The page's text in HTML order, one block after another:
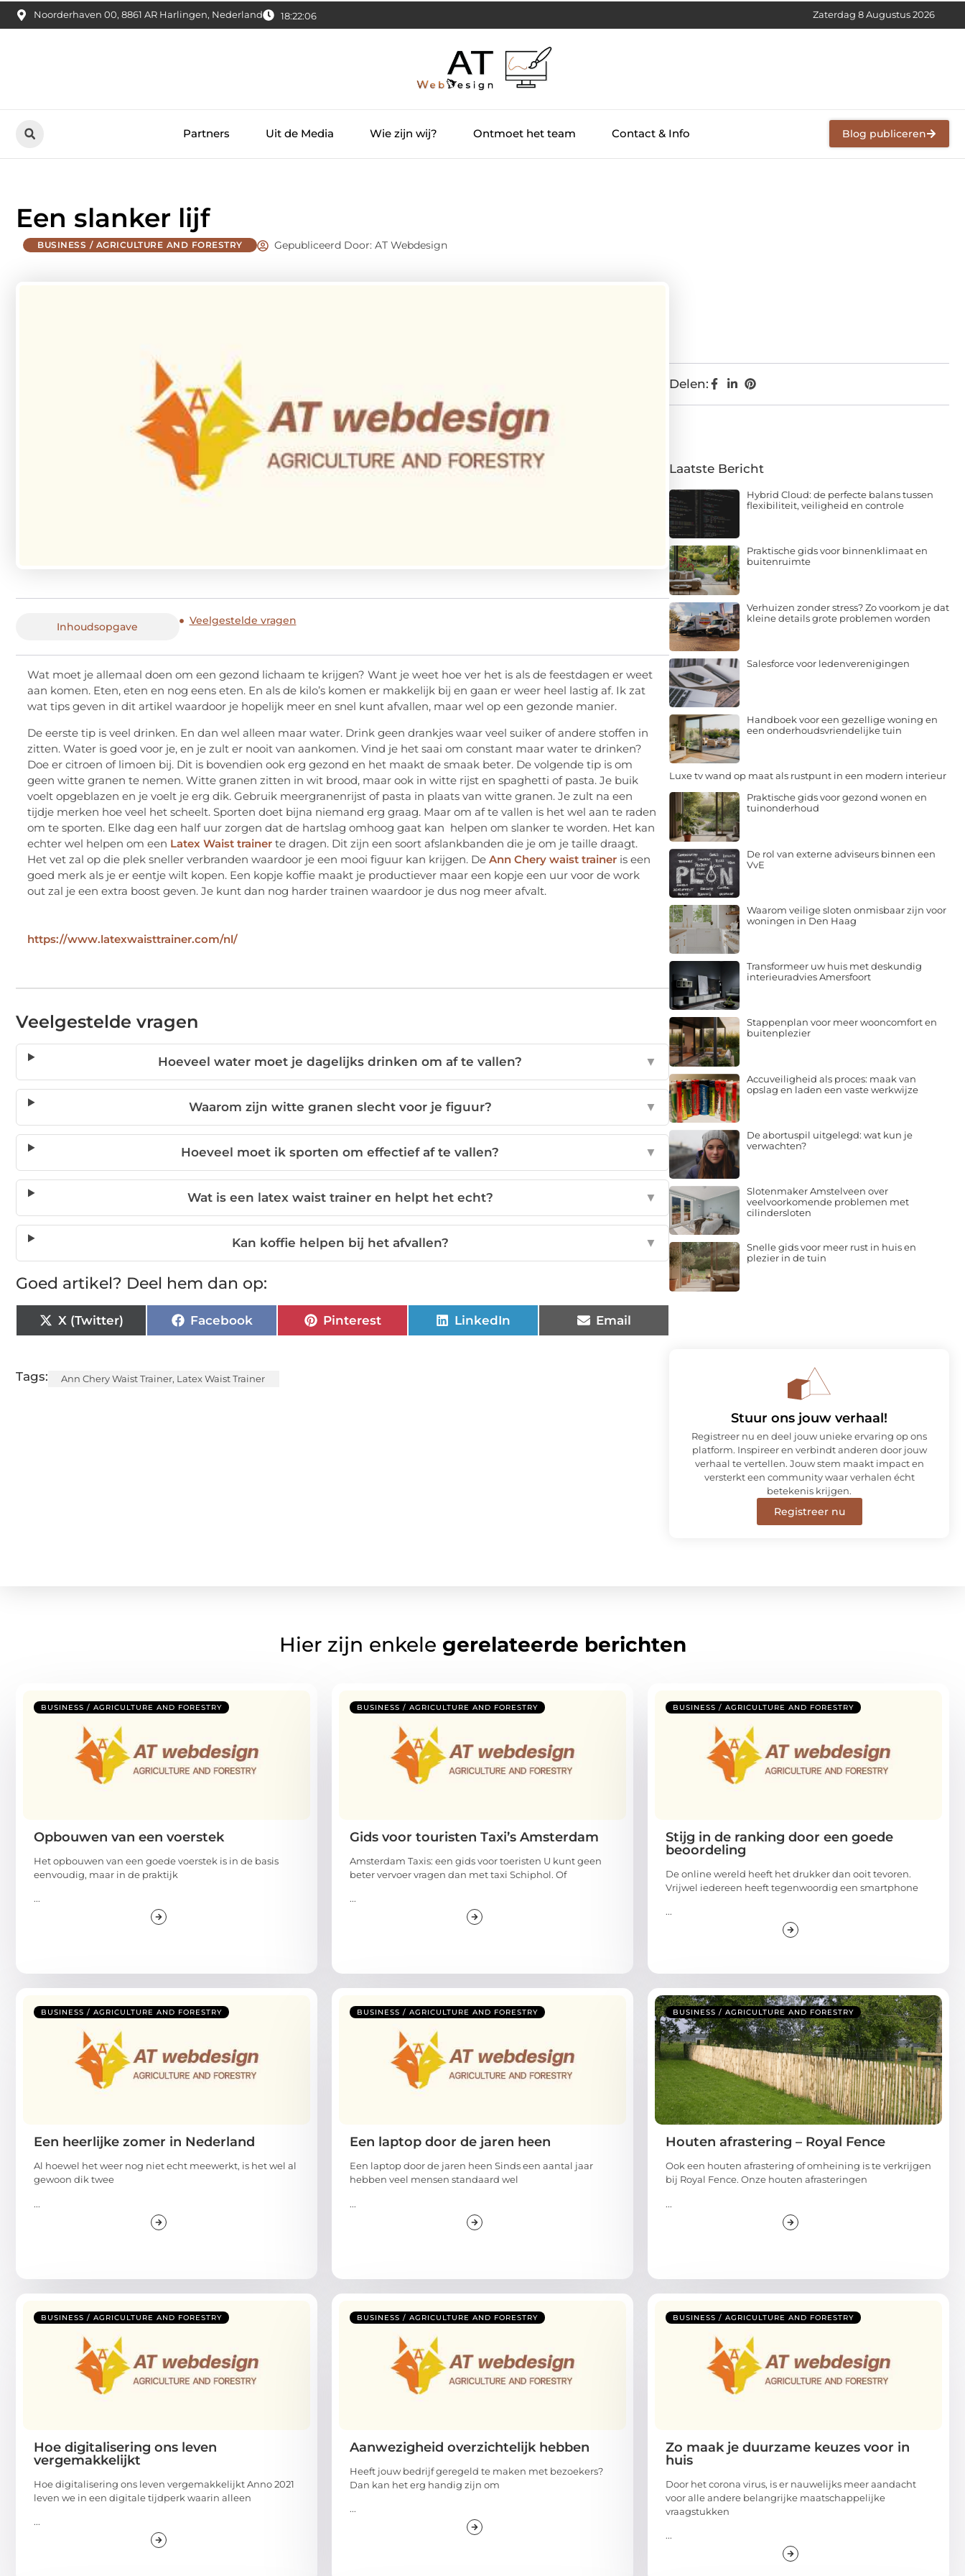
Noorderhaven 00, 8861 AR Harlingen, Nederland 18:22:07 Zaterdag 8 Augustus 2026
Partners Uit de Media Wie zijn wij? Ontmoet het team Contact & Info Blog publiceren
Een slanker lijf
BUSINESS / AGRICULTURE AND FORESTRY Gepubliceerd Door: AT Webdesign
Inhoudsopgave Veelgestelde vragen
Wat moet je allemaal doen om een gezond lichaam te krijgen? Want je weet hoe ver het is als de feestdagen er weet
aan komen. Eten, eten en nog eens eten. En als de kilo’s komen er makkelijk bij en gaan er weer heel lastig af. Ik zat
wat tips geven in dit artikel waardoor je hopelijk meer en snel kunt afvallen, maar wel op een gezonde manier.
De eerste tip is veel drinken. En dan wel alleen maar water. Drink geen drankjes waar veel suiker of andere stoffen in
zitten. Water is goed voor je, en je zult er nooit van aankomen. Vind je het saai om constant maar water te drinken?
Doe er citroen of limoen bij. Dit is bovendien ook erg gezond en het maakt de smaak beter. De volgende tip is om
geen witte granen te nemen. Witte granen zitten in wit brood, maar ook in witte rijst en spaghetti of pasta. Je buik
voelt opgeblazen en je voelt je erg dik. Gebruik meergranenrijst of pasta in plaats van witte granen. Je zult na een
tijdje merken hoe veel het scheelt. Sporten doet bijna niemand erg graag. Maar om af te vallen is het wel aan te raden
om te sporten. Elke dag een half uur zorgen dat de hartslag omhoog gaat kan helpen om slanker te worden. Het kan
echter wel helpen om een Latex Waist trainer te dragen. Dit zijn een soort afslankbanden die je om je taille draagt.
Het vet zal op die plek sneller verbranden waardoor je een mooi figuur kan krijgen. De Ann Chery waist trainer is een
goed merk als je er eentje wilt kopen. Een kopje koffie maakt je productiever maar een kopje een uur voor de work
out zal je een extra boost geven. Je kunt dan nog harder trainen waardoor je dus nog meer afvalt.
https://www.latexwaisttrainer.com/nl/
Veelgestelde vragen
Hoeveel water moet je dagelijks drinken om af te vallen? ▼
Waarom zijn witte granen slecht voor je figuur? ▼
Hoeveel moet ik sporten om effectief af te vallen? ▼
Wat is een latex waist trainer en helpt het echt? ▼
Kan koffie helpen bij het afvallen? ▼
Goed artikel? Deel hem dan op:
X (Twitter) Facebook Pinterest LinkedIn Email
Tags: Ann Chery Waist Trainer, Latex Waist Trainer
Delen:
Laatste Bericht
Hybrid Cloud: de perfecte balans tussen
flexibiliteit, veiligheid en controle
Praktische gids voor binnenklimaat en
buitenruimte
Verhuizen zonder stress? Zo voorkom je dat
kleine details grote problemen worden
Salesforce voor ledenverenigingen
Handboek voor een gezellige woning en
een onderhoudsvriendelijke tuin
Luxe tv wand op maat als rustpunt in een modern interieur
Praktische gids voor gezond wonen en
tuinonderhoud
De rol van externe adviseurs binnen een
VvE
Waarom veilige sloten onmisbaar zijn voor
woningen in Den Haag
Transformeer uw huis met deskundig
interieuradvies Amersfoort
Stappenplan voor meer wooncomfort en
buitenplezier
Accuveiligheid als proces: maak van
opslag en laden een vaste werkwijze
De abortuspil uitgelegd: wat kun je
verwachten?
Slotenmaker Amstelveen over
veelvoorkomende problemen met
cilindersloten
Snelle gids voor meer rust in huis en
plezier in de tuin
Stuur ons jouw verhaal!
Registreer nu en deel jouw unieke ervaring op ons
platform. Inspireer en verbindt anderen door jouw
verhaal te vertellen. Jouw stem maakt impact en
versterkt een community waar verhalen écht
betekenis krijgen.
Registreer nu
Hier zijn enkele gerelateerde berichten
BUSINESS / AGRICULTURE AND FORESTRY
Opbouwen van een voerstek
Het opbouwen van een goede voerstek is in de basis
eenvoudig, maar in de praktijk
...
BUSINESS / AGRICULTURE AND FORESTRY
Gids voor touristen Taxi’s Amsterdam
Amsterdam Taxis: een gids voor toeristen U kunt geen
beter vervoer vragen dan met taxi Schiphol. Of
...
BUSINESS / AGRICULTURE AND FORESTRY
Stijg in de ranking door een goede
beoordeling
De online wereld heeft het drukker dan ooit tevoren.
Vrijwel iedereen heeft tegenwoordig een smartphone
...
BUSINESS / AGRICULTURE AND FORESTRY
Een heerlijke zomer in Nederland
Al hoewel het weer nog niet echt meewerkt, is het wel al
gewoon dik twee
...
BUSINESS / AGRICULTURE AND FORESTRY
Een laptop door de jaren heen
Een laptop door de jaren heen Sinds een aantal jaar
hebben veel mensen standaard wel
...
BUSINESS / AGRICULTURE AND FORESTRY
Houten afrastering – Royal Fence
Ook een houten afrastering of omheining is te verkrijgen
bij Royal Fence. Onze houten afrasteringen
...
BUSINESS / AGRICULTURE AND FORESTRY
Hoe digitalisering ons leven
vergemakkelijkt
Hoe digitalisering ons leven vergemakkelijkt Anno 2021
leven we in een digitale tijdperk waarin alleen
...
BUSINESS / AGRICULTURE AND FORESTRY
Aanwezigheid overzichtelijk hebben
Heeft jouw bedrijf geregeld te maken met bezoekers?
Dan kan het erg handig zijn om
...
BUSINESS / AGRICULTURE AND FORESTRY
Zo maak je duurzame keuzes voor in
huis
Door het corona virus, is er nauwelijks meer aandacht
voor alle andere belangrijke maatschappelijke
vraagstukken
...